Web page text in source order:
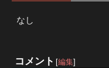
なし
コメント [編集]